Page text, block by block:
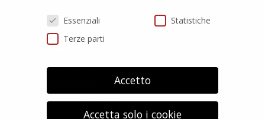
Privacy Policy
GDPR Personal data
Preferenze Privacy
Essenziali
Statistiche
Terze parti
Accetto
Accetta solo i cookie